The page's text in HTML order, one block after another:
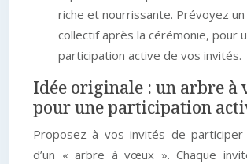
riche et nourrissante. Prévoyez
collectif après la cérémonie, pour
participation active de vos invités.
Idée originale : un arbre
pour une participation
Proposez à vos invités de
d’un « arbre à vœux ». Chaque